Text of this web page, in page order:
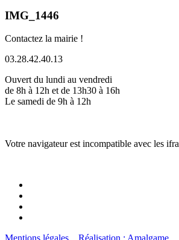
IMG_1446
Contactez la mairie !
03.28.42.40.13
Ouvert du lundi au vendredi
de 8h à 12h et de 13h30 à 16h
Le samedi de 9h à 12h
Votre navigateur est incompatible avec les